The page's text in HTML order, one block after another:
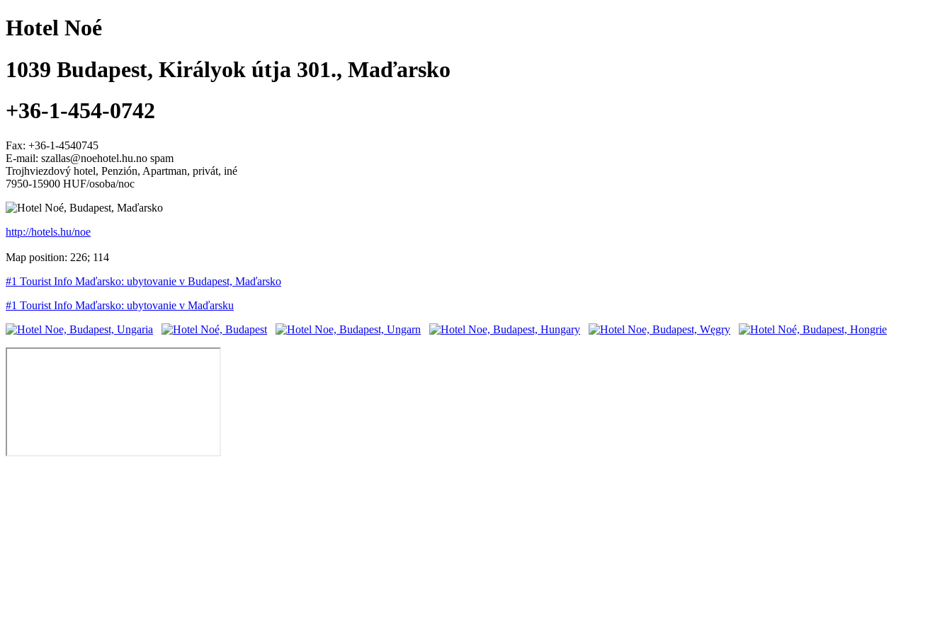
Hotel Noé
1039 Budapest, Királyok útja 301., Maďarsko
+36-1-454-0742
Fax: +36-1-4540745
E-mail: szallas@noehotel.hu.no spam
Trojhviezdový hotel, Penzión, Apartman, privát, iné
7950-15900 HUF/osoba/noc
http://hotels.hu/noe
Map position: 226; 114
#1 Tourist Info Maďarsko: ubytovanie v Budapest, Maďarsko
#1 Tourist Info Maďarsko: ubytovanie v Maďarsku